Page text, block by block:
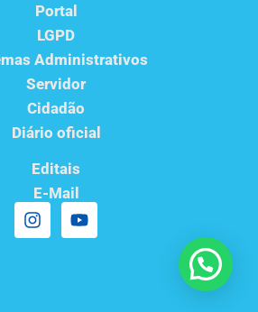
Portal
LGPD
Administrativos
Servidor
Cidadão
Diário oficial
Editais
E-Mail